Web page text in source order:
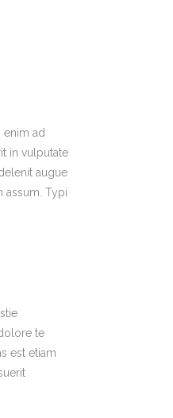
ad
in vulputate
augue
Typi
te
est etiam